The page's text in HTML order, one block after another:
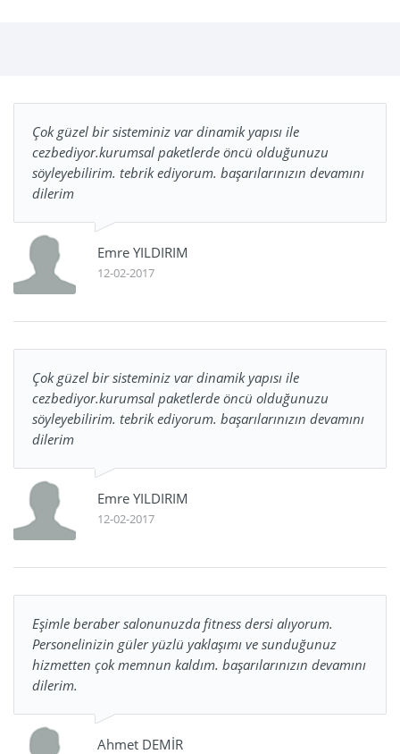
Çok güzel bir sisteminiz var dinamik yapısı ile
cezbediyor.kurumsal paketlerde öncü olduğunuzu
söyleyebilirim. tebrik ediyorum. başarılarınızın devamını
dilerim
Emre YILDIRIM
12-02-2017
Çok güzel bir sisteminiz var dinamik yapısı ile
cezbediyor.kurumsal paketlerde öncü olduğunuzu
söyleyebilirim. tebrik ediyorum. başarılarınızın devamını
dilerim
Emre YILDIRIM
12-02-2017
Eşimle beraber salonunuzda fitness dersi alıyorum.
Personelinizin güler yüzlü yaklaşımı ve sunduğunuz
hizmetten çok memnun kaldım. başarılarınızın devamını
dilerim.
Ahmet DEMİR